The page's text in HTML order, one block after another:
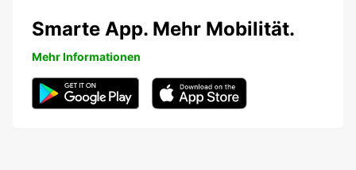
Smarte App. Mehr Mobilität.
Mehr Informationen